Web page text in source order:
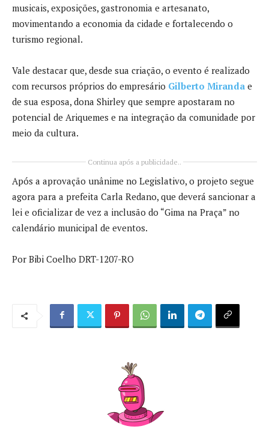
musicais, exposições, gastronomia e artesanato,
movimentando a economia da cidade e fortalecendo o
turismo regional.
Vale destacar que, desde sua criação, o evento é realizado
com recursos próprios do empresário Gilberto Miranda e
de sua esposa, dona Shirley que sempre apostaram no
potencial de Ariquemes e na integração da comunidade por
meio da cultura.
Continua após a publicidade..
Após a aprovação unânime no Legislativo, o projeto segue
agora para a prefeita Carla Redano, que deverá sancionar a
lei e oficializar de vez a inclusão do “Gima na Praça” no
calendário municipal de eventos.
Por Bibi Coelho DRT-1207-RO